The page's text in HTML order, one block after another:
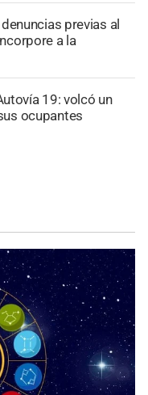
previas al
a la
19: volcó un
ocupantes